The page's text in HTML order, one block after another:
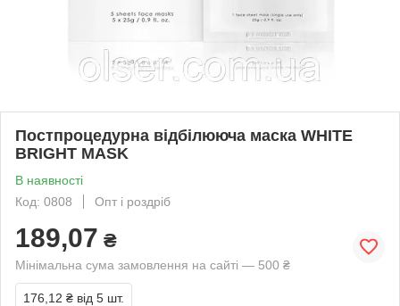
Постпроцедурна відбілююча маска WHITE
BRIGHT MASK
В наявності
Код: 0808
Опт і роздріб
189,07 ₴
Мінімальна сума замовлення на сайті — 500 ₴
176,12 ₴ від 5 шт.